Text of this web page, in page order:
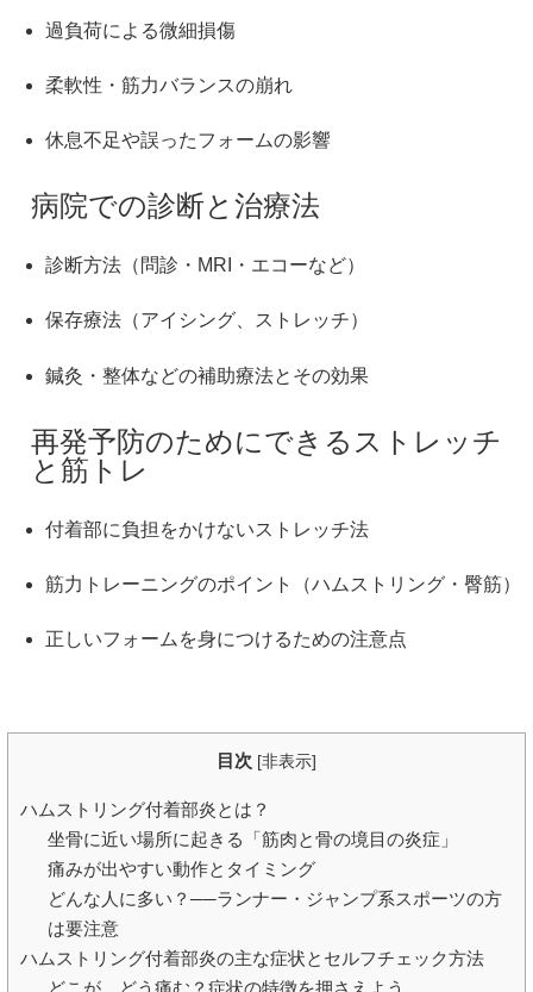
過負荷による微細損傷
柔軟性・筋力バランスの崩れ
休息不足や誤ったフォームの影響
病院での診断と治療法
診断方法（問診・MRI・エコーなど）
保存療法（アイシング、ストレッチ）
鍼灸・整体などの補助療法とその効果
再発予防のためにできるストレッチ
と筋トレ
付着部に負担をかけないストレッチ法
筋力トレーニングのポイント（ハムストリング・臀筋）
正しいフォームを身につけるための注意点
目次 [非表示]
ハムストリング付着部炎とは？
坐骨に近い場所に起きる「筋肉と骨の境目の炎症」
痛みが出やすい動作とタイミング
どんな人に多い？──ランナー・ジャンプ系スポーツの方
は要注意
ハムストリング付着部炎の主な症状とセルフチェック方法
どこが、どう痛む？症状の特徴を押さえよう